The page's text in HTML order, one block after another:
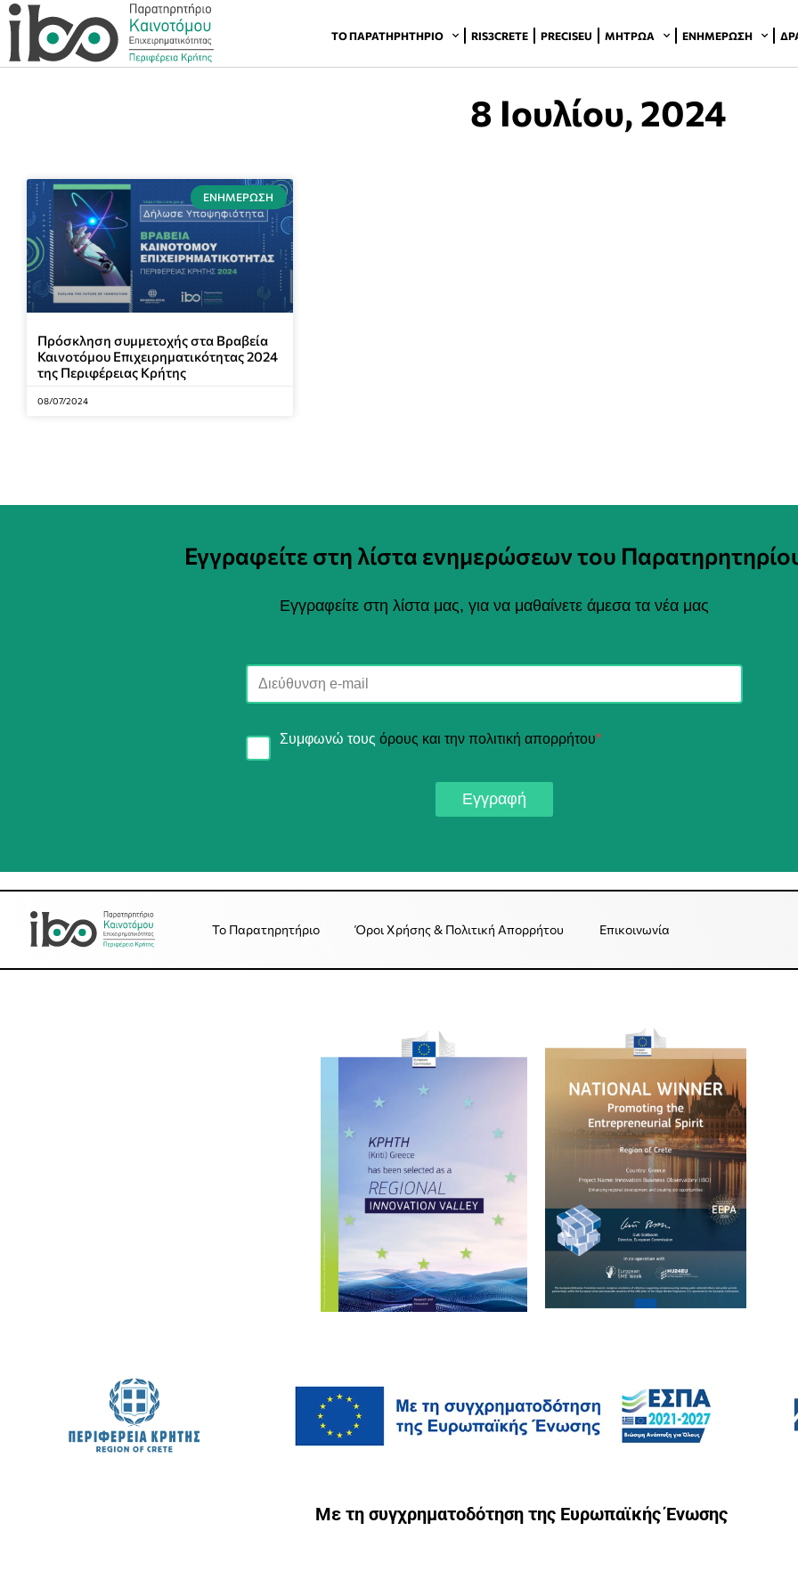
ΤΟ ΠΑΡΑΤΗΡΗΤΉΡΙΟ RIS3CRETE PRECISEU ΜΗΤΡΏΑ ΕΝΗΜΈΡΩΣΗ
8 Ιουλίου, 2024
ΕΝΗΜΈΡΩΣΗ
Πρόσκληση συμμετοχής στα Βραβεία
Καινοτόμου Επιχειρηματικότητας 2024
της Περιφέρειας Κρήτης
08/07/2024
Εγγραφείτε στη λίστα ενημερώσεων του
Εγγραφείτε στη λίστα μας, για να μαθαίνετε άμεσα τα νέα μας
Συμφωνώ τουςόρους και την πολιτική απορρήτου*
Εγγραφή
Το Παρατηρητήριο Όροι Χρήσης & Πολιτική Απορρήτου Επικοινωνία
Με τη συγχρηματοδότηση της Ευρωπαϊκής Ένωσης